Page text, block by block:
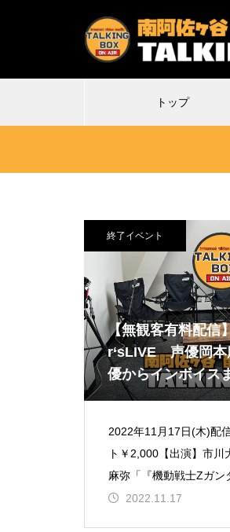
トップ
2026.07.07
特殊平場ライブ「気付け
転生していた僕たちの1
こんな感じ」
終了イベント
【無観客有料配信
r‘sLIVE 声優岡本
優からインボイス
2022年11月17日(木)配
ト￥2,000【出演】市川
麻弥「『機動戦士Zガン
ロイン役でデビューして
2022.11.17